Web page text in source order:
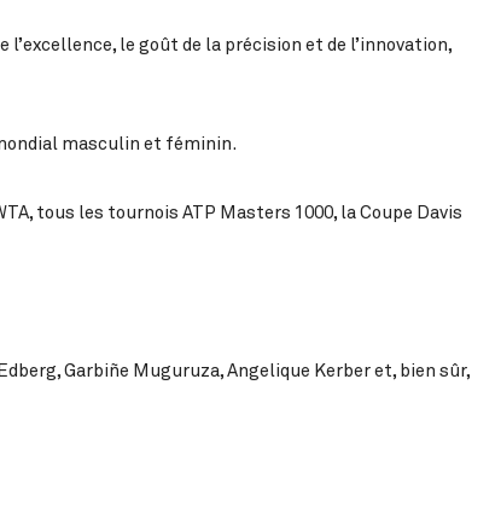
le goût de la précision et de l’innovation,
masculin et féminin.
tous les tournois ATP Masters 1000, la Coupe Davis
Garbiñe Muguruza, Angelique Kerber et, bien sûr,